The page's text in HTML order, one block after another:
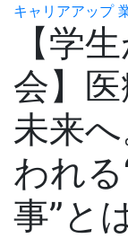
キャリアアップ
【学
会】
未来
われ
事”と